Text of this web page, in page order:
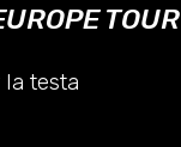
TOUR
testa